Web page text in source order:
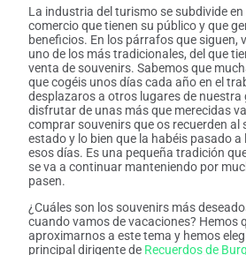
La industria del turismo se subdivide
comercio que tienen su público y que
beneficios. En los párrafos que siguen,
uno de los más tradicionales, del que
venta de souvenirs. Sabemos que
que cogéis unos días cada año en el
desplazaros a otros lugares de nuestra
disfrutar de unas más que merecidas
comprar souvenirs que os recuerden al
estado y lo bien que la habéis pasado
esos días. Es una pequeña tradición
se va a continuar manteniendo por
pasen.
¿Cuáles son los souvenirs más
cuando vamos de vacaciones? Hemos
aproximarnos a este tema y hemos
principal dirigente de Recuerdos de